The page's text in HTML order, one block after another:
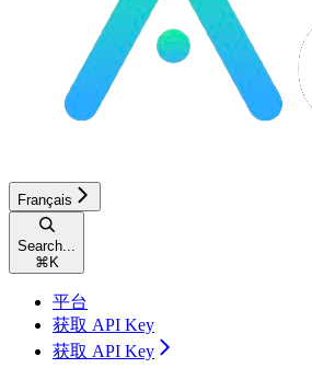
Français
Search...
⌘ K
平台
获取 API Key
获取 API Key